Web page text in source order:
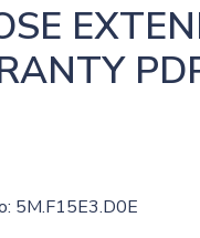
5M.F15E3.D0E